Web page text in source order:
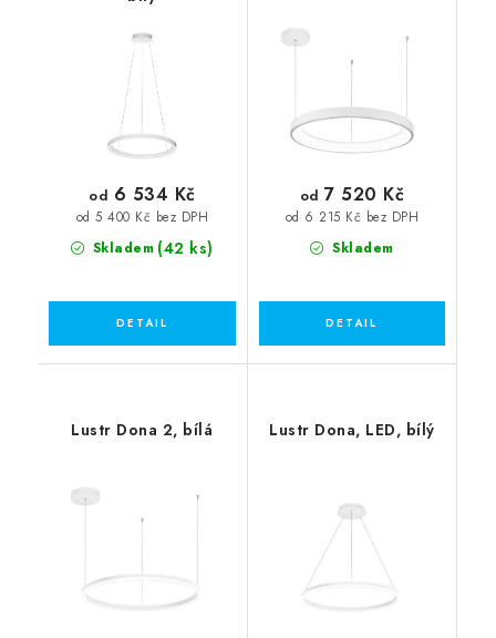
Skladem (42 ks)
od 5 400 Kč bez DPH
od 6 534 Kč
Skladem
od 6 215 Kč bez DPH
od 7 520 Kč
Lustr Dona 2, bílá Lustr Dona, LED, bílý